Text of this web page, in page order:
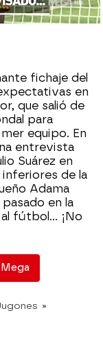
fichaje del
en
que salió de
para
equipo. En
entrevista
Suárez en
inferiores de la
Adama
en la
fútbol... ¡No
Mega
»